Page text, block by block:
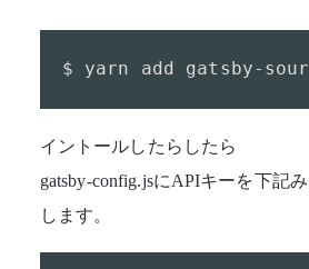
$ yarn add gatsby-
イントールしたらしたら
gatsby-config.jsにAPIキーを下記
します。